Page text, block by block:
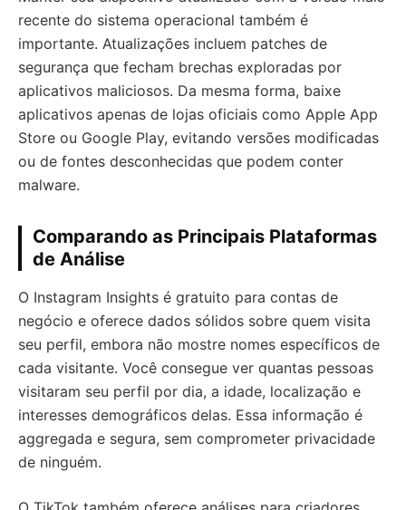
recente do sistema operacional também é
importante. Atualizações incluem patches de
segurança que fecham brechas exploradas por
aplicativos maliciosos. Da mesma forma, baixe
aplicativos apenas de lojas oficiais como Apple App
Store ou Google Play, evitando versões modificadas
ou de fontes desconhecidas que podem conter
malware.
Comparando as Principais Plataformas
de Análise
O Instagram Insights é gratuito para contas de
negócio e oferece dados sólidos sobre quem visita
seu perfil, embora não mostre nomes específicos de
cada visitante. Você consegue ver quantas pessoas
visitaram seu perfil por dia, a idade, localização e
interesses demográficos delas. Essa informação é
aggregada e segura, sem comprometer privacidade
de ninguém.